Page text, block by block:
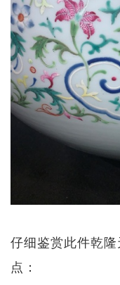
仔细鉴赏此件乾
点：